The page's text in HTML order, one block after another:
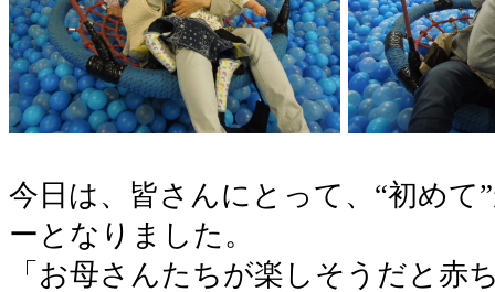
今日は、皆さんにとって、“初めて
ーとなりました。
「お母さんたちが楽しそうだと赤